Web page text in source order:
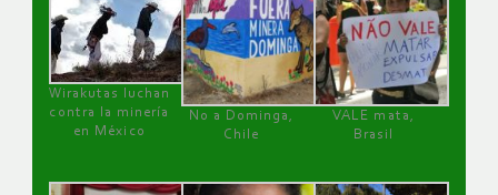
Wirakutas luchan
contra la minería
en México
No a Dominga,
Chile
VALE mata,
Brasil